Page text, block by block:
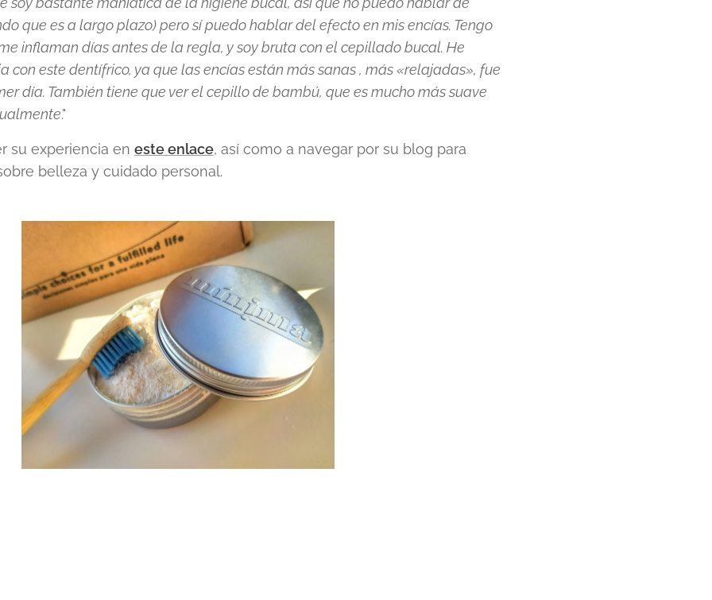
que es a largo plazo) pero sí puedo hablar del efecto en mis encías. Tengo
inflaman días antes de la regla, y soy bruta con el cepillado bucal. He
con este dentífrico, ya que las encías están más sanas , más «relajadas», fue
día. También tiene que ver el cepillo de bambú, que es mucho más suave
."
su experiencia en este enlace, así como a navegar por su blog para
belleza y cuidado personal.